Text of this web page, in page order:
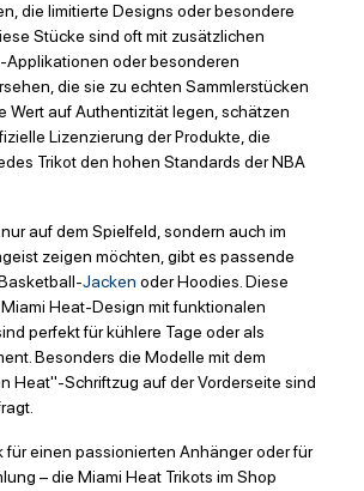
die limitierte Designs oder besondere
Stücke sind oft mit zusätzlichen
Applikationen oder besonderen
die sie zu echten Sammlerstücken
Wert auf Authentizität legen, schätzen
Lizenzierung der Produkte, die
Trikot den hohen Standards der NBA
auf dem Spielfeld, sondern auch im
zeigen möchten, gibt es passende
Jacken oder Hoodies. Diese
Heat-Design mit funktionalen
perfekt für kühlere Tage oder als
Besonders die Modelle mit dem
Heat"-Schriftzug auf der Vorderseite sind
für einen passionierten Anhänger oder für
– die Miami Heat Trikots im Shop